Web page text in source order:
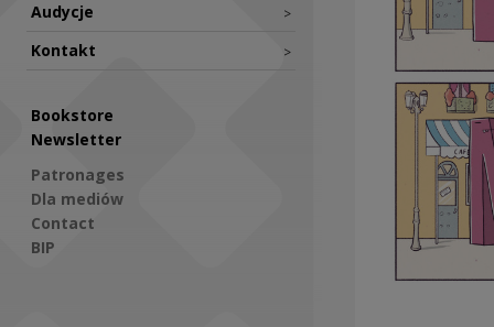
Audycje >
Kontakt >
Bookstore
Newsletter
Patronages
Dla mediów
Contact
BIP